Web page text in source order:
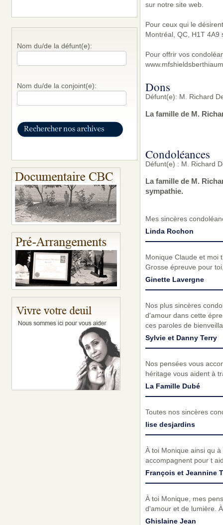
Nom du/de la défunt(e):
Nom du/de la conjoint(e):
sur notre site web.
Pour ceux qui le
Montréal, QC, H1T 4A9
Pour offrir vos
Dons
Défunt(e): M. Richard
La famille de M.
Condoléances
Défunt(e) : M. Richard
La famille de M.
sympathie.
Mes sincères
Linda Rochon
Monique Claude et moi
Grosse épreuve pour
Ginette Lavergne
Nos plus sincères
d'amour dans cette
ces paroles de
Sylvie et Danny Terry
Nos pensées vous
héritage vous aident à
La Famille Dubé
Toutes nos sincères
lise desjardins
À toi Monique ainsi qu
accompagnent pour t
François et Jeannine
À toi Monique, mes
d'amour et de lumière.
Ghislaine Jean